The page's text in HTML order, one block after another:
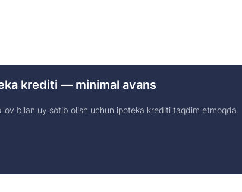
krediti — minimal avans
bilan uy sotib olish uchun ipoteka krediti taqdim etmoqda.